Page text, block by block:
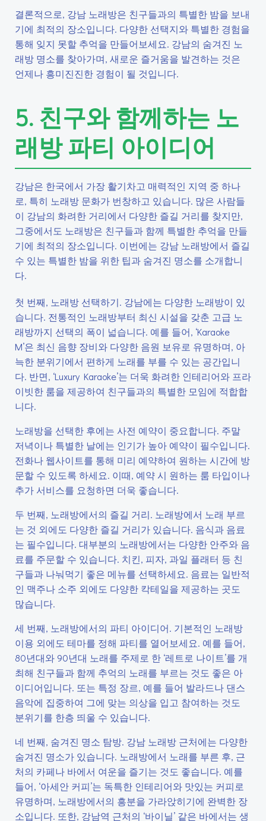
결론적으로, 강남 노래방은 친구들과의 특별한 밤을 보내
기에 최적의 장소입니다. 다양한 선택지와 특별한 경험을
통해 잊지 못할 추억을 만들어보세요. 강남의 숨겨진 노
래방 명소를 찾아가며, 새로운 즐거움을 발견하는 것은
언제나 흥미진진한 경험이 될 것입니다.
5. 친구와 함께하는 노
래방 파티 아이디어
강남은 한국에서 가장 활기차고 매력적인 지역 중 하나
로, 특히 노래방 문화가 번창하고 있습니다. 많은 사람들
이 강남의 화려한 거리에서 다양한 즐길 거리를 찾지만,
그중에서도 노래방은 친구들과 함께 특별한 추억을 만들
기에 최적의 장소입니다. 이번에는 강남 노래방에서 즐길
수 있는 특별한 밤을 위한 팁과 숨겨진 명소를 소개합니
다.
첫 번째, 노래방 선택하기. 강남에는 다양한 노래방이 있
습니다. 전통적인 노래방부터 최신 시설을 갖춘 고급 노
래방까지 선택의 폭이 넓습니다. 예를 들어, ‘Karaoke
M’은 최신 음향 장비와 다양한 음원 보유로 유명하며, 아
늑한 분위기에서 편하게 노래를 부를 수 있는 공간입니
다. 반면, ‘Luxury Karaoke’는 더욱 화려한 인테리어와 프라
이빗한 룸을 제공하여 친구들과의 특별한 모임에 적합합
니다.
노래방을 선택한 후에는 사전 예약이 중요합니다. 주말
저녁이나 특별한 날에는 인기가 높아 예약이 필수입니다.
전화나 웹사이트를 통해 미리 예약하여 원하는 시간에 방
문할 수 있도록 하세요. 이때, 예약 시 원하는 룸 타입이나
추가 서비스를 요청하면 더욱 좋습니다.
두 번째, 노래방에서의 즐길 거리. 노래방에서 노래 부르
는 것 외에도 다양한 즐길 거리가 있습니다. 음식과 음료
는 필수입니다. 대부분의 노래방에서는 다양한 안주와 음
료를 주문할 수 있습니다. 치킨, 피자, 과일 플래터 등 친
구들과 나눠먹기 좋은 메뉴를 선택하세요. 음료는 일반적
인 맥주나 소주 외에도 다양한 칵테일을 제공하는 곳도
많습니다.
세 번째, 노래방에서의 파티 아이디어. 기본적인 노래방
이용 외에도 테마를 정해 파티를 열어보세요. 예를 들어,
80년대와 90년대 노래를 주제로 한 ‘레트로 나이트’를 개
최해 친구들과 함께 추억의 노래를 부르는 것도 좋은 아
이디어입니다. 또는 특정 장르, 예를 들어 발라드나 댄스
음악에 집중하여 그에 맞는 의상을 입고 참여하는 것도
분위기를 한층 띄울 수 있습니다.
네 번째, 숨겨진 명소 탐방. 강남 노래방 근처에는 다양한
숨겨진 명소가 있습니다. 노래방에서 노래를 부른 후, 근
처의 카페나 바에서 여운을 즐기는 것도 좋습니다. 예를
들어, ‘아세안 커피’는 독특한 인테리어와 맛있는 커피로
유명하며, 노래방에서의 흥분을 가라앉히기에 완벽한 장
소입니다. 또한, 강남역 근처의 ‘바이닐’ 같은 바에서는 생